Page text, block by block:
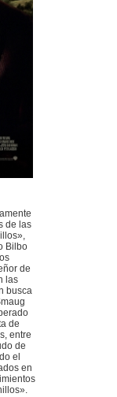
de las
Bilbo
de
las
busca
de
entre
de
el
en